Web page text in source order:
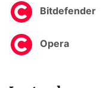
Bitdefender
Opera